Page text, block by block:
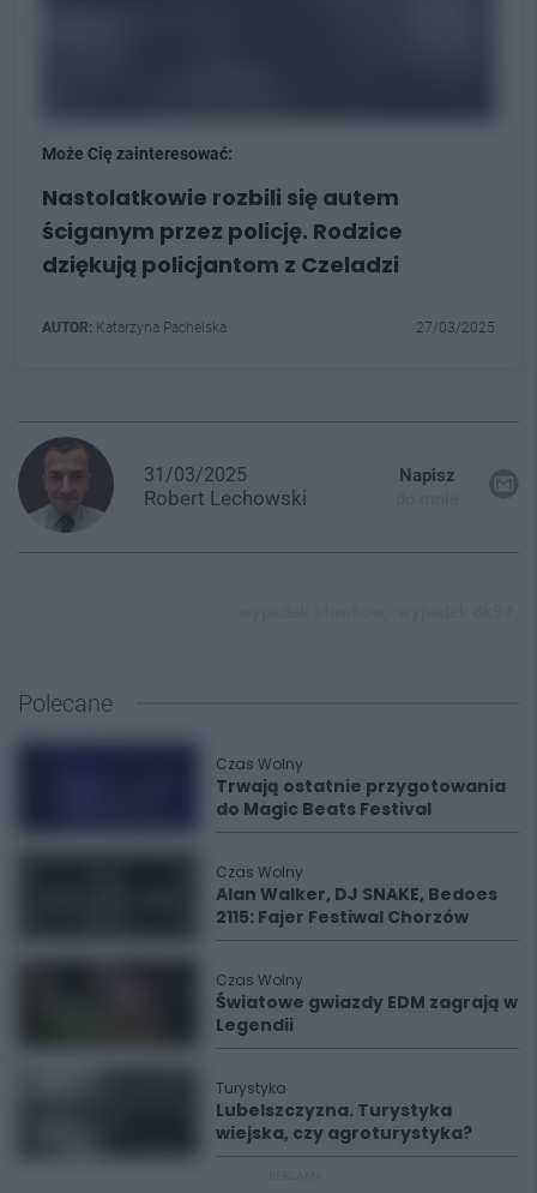
Może Cię zainteresować:
Nastolatkowie rozbili się autem
ściganym przez policję. Rodzice
dziękują policjantom z Czeladzi
AUTOR: Katarzyna Pachelska 27/03/2025
31/03/2025
Robert Lechowski
Napisz
Polecane
Czas Wolny
Trwają ostatnie przygotowania
do Magic Beats Festival
Czas Wolny
Alan Walker, DJ SNAKE, Bedoes
2115: Fajer Festiwal Chorzów
Czas Wolny
Światowe gwiazdy EDM zagrają w
Legendii
Turystyka
Lubelszczyzna. Turystyka
wiejska, czy agroturystyka?